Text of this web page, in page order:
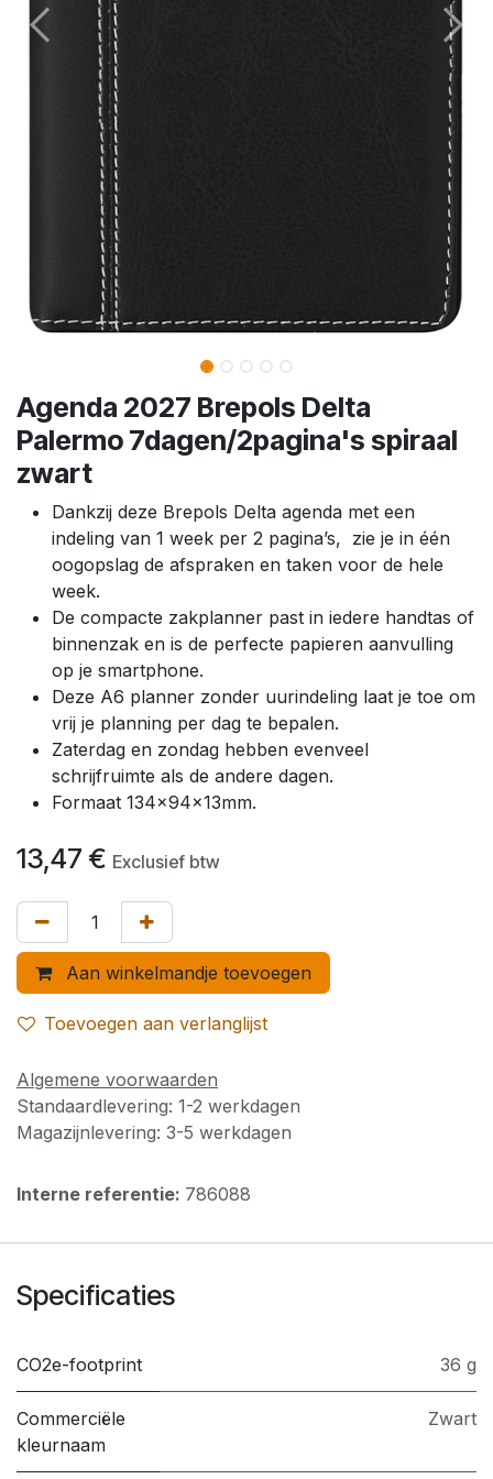
Agenda 2027 Brepols Delta
Palermo 7dagen/2pagina's spiraal
zwart
Dankzij deze Brepols Delta agenda met een
indeling van 1 week per 2 pagina’s, zie je in één
oogopslag de afspraken en taken voor de hele
week.
De compacte zakplanner past in iedere handtas of
binnenzak en is de perfecte papieren aanvulling
op je smartphone.
Deze A6 planner zonder uurindeling laat je toe om
vrij je planning per dag te bepalen.
Zaterdag en zondag hebben evenveel
schrijfruimte als de andere dagen.
Formaat 134x94x13mm.
13,47 € Exclusief btw
Aan winkelmandje toevoegen
Toevoegen aan verlanglijst
Algemene voorwaarden
Standaardlevering: 1-2 werkdagen
Magazijnlevering: 3-5 werkdagen
Interne referentie: 786088
Specificaties
CO2e-footprint 36 g
Commerciële
kleurnaam
Zwart